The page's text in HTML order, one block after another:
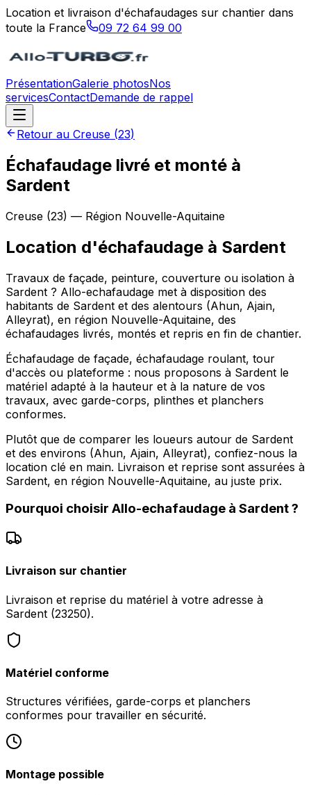
Location et livraison d'échafaudages sur chantier dans
toute la France
09 72 64 99 00
PrésentationGalerie photosNos
servicesContactDemande de rappel
Retour au Creuse (23)
Échafaudage livré et monté à
Sardent
Creuse (23) — Région Nouvelle-Aquitaine
Location d'échafaudage à Sardent
Travaux de façade, peinture, couverture ou isolation à
Sardent ? Allo-echafaudage met à disposition des
habitants de Sardent et des alentours (Ahun, Ajain,
Alleyrat), en région Nouvelle-Aquitaine, des
échafaudages livrés, montés et repris en fin de chantier.
Échafaudage de façade, échafaudage roulant, tour
d'accès ou plateforme : nous proposons à Sardent le
matériel adapté à la hauteur et à la nature de vos
travaux, avec garde-corps, plinthes et planchers
conformes.
Plutôt que de comparer les loueurs autour de Sardent
et des environs (Ahun, Ajain, Alleyrat), confiez-nous la
location clé en main. Livraison et reprise sont assurées à
Sardent, en région Nouvelle-Aquitaine, au juste prix.
Pourquoi choisir Allo-echafaudage à Sardent?
Livraison sur chantier
Livraison et reprise du matériel à votre adresse à
Sardent (23250).
Matériel conforme
Structures vérifiées, garde-corps et planchers
conformes pour travailler en sécurité.
Montage possible